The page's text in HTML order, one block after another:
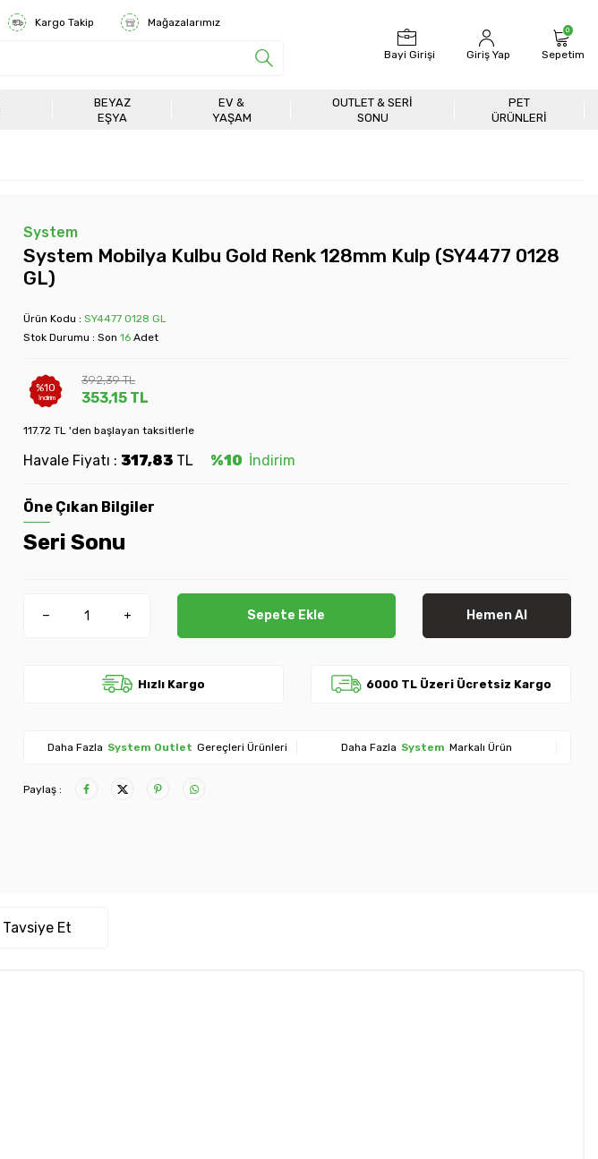
Kargo Takip Mağazalarımız
Bayi Girişi Giriş Yap
0
Sepetim
BEYAZ
EŞYA
EV &
YAŞAM
OUTLET & SERI
SONU
PET
ÜRÜNLERİ
System
System Mobilya Kulbu Gold Renk 128mm Kulp (SY4477 0128
GL)
Ürün Kodu : SY4477 0128 GL
Stok Durumu : Son 16 Adet
%10
İndirim
392,39TL
353,15 TL
117.72 TL 'den başlayan taksitlerle
Havale Fiyatı : 317,83 TL %10 İndirim
Öne Çıkan Bilgiler
Seri Sonu
Sepete Ekle Hemen Al
Hızlı Kargo 6000 TL Üzeri Ücretsiz Kargo
Daha Fazla System Outlet Gereçleri Ürünleri Daha Fazla System Markalı Ürün
Paylaş :
Tavsiye Et